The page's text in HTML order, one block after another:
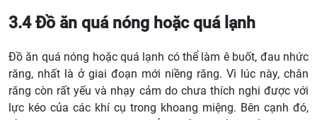
3.4 Đồ ăn quá nóng hoặc quá lạnh
Đồ ăn quá nóng hoặc quá lạnh có thể làm ê buốt, đau nhức
răng, nhất là ở giai đoạn mới niềng răng. Vì lúc này, chân
răng còn rất yếu và nhạy cảm do chưa thích nghi được với
lực kéo của các khí cụ trong khoang miệng. Bên cạnh đó,